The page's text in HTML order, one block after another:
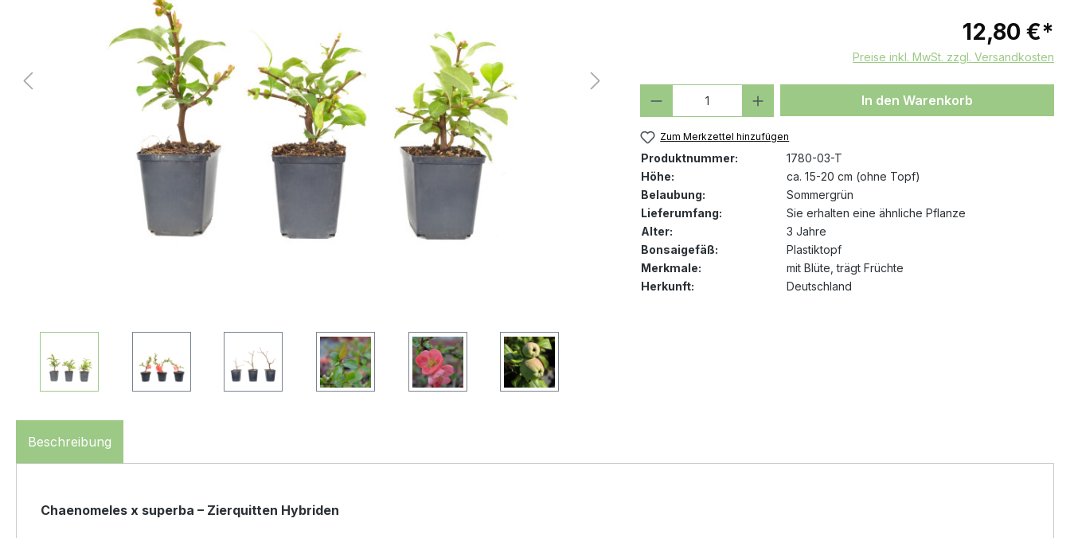
12,80 €*
Preise inkl. MwSt. zzgl. Versandkosten
Produkt Anzahl: Gib den gewünschten Wert
In den Warenkorb
Zum Merkzettel hinzufügen
Produktnummer:
1780-03-T
Höhe:
ca. 15-20 cm (ohne Topf)
Belaubung:
Sommergrün
Lieferumfang:
Sie erhalten eine ähnliche Pflanze
Alter:
3 Jahre
Bonsaigefäß:
Plastiktopf
Merkmale:
mit Blüte , trägt Früchte
Herkunft:
Deutschland
Beschreibung
Chaenomeles x superba – Zierquitten Hybriden